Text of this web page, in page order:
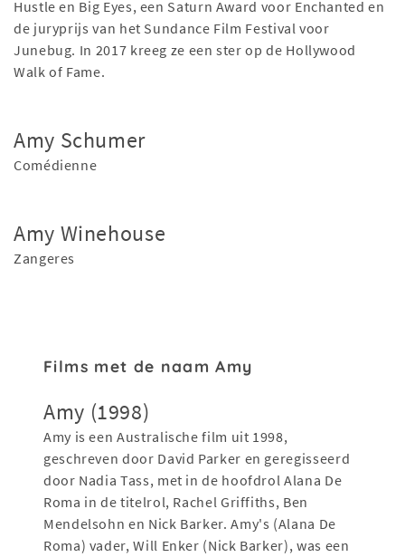
Hustle en Big Eyes, een Saturn Award voor Enchanted en
de juryprijs van het Sundance Film Festival voor
Junebug. In 2017 kreeg ze een ster op de Hollywood
Walk of Fame.
Amy Schumer
Comédienne
Amy Winehouse
Zangeres
Films met de naam Amy
Amy (1998)
Amy is een Australische film uit 1998,
geschreven door David Parker en geregisseerd
door Nadia Tass, met in de hoofdrol Alana De
Roma in de titelrol, Rachel Griffiths, Ben
Mendelsohn en Nick Barker. Amy's (Alana De
Roma) vader, Will Enker (Nick Barker), was een